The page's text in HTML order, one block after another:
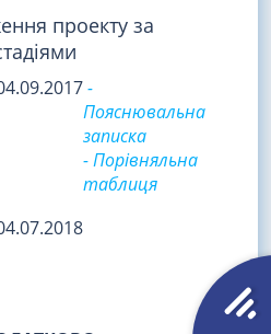
проекту за
-
Пояснювальна
записка
- Порівняльна
таблиця